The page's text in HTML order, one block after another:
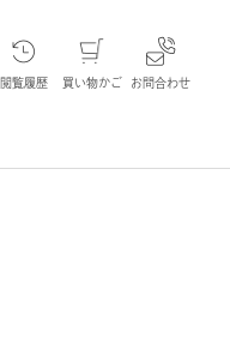
閲覧履歴 買い物かご お問合わせ